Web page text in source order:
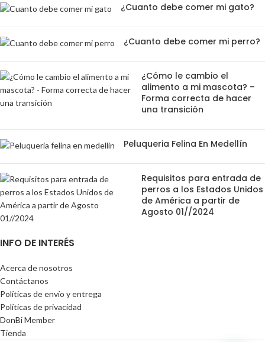
¿Cuanto debe comer mi gato?
¿Cuanto debe comer mi perro?
¿Cómo le cambio el
alimento a mi mascota? –
Forma correcta de hacer
una transición
Peluqueria Felina En Medellín
Requisitos para entrada de
perros a los Estados Unidos
de América a partir de
Agosto 01//2024
INFO DE INTERÉS
Acerca de nosotros
Contáctanos
Políticas de envío y entrega
Políticas de privacidad
DonBi Member
Tienda